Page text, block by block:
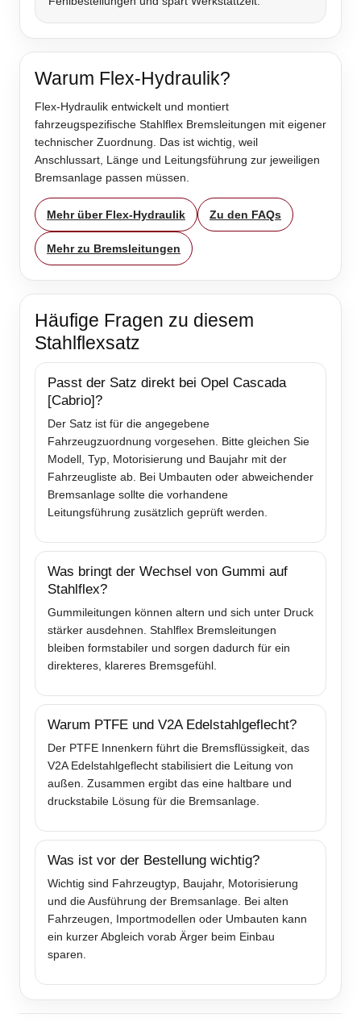
Warum Flex-Hydraulik?
Flex-Hydraulik entwickelt und montiert
fahrzeugspezifische Stahlflex Bremsleitungen mit eigener
technischer Zuordnung. Das ist wichtig, weil
Anschlussart, Länge und Leitungsführung zur jeweiligen
Bremsanlage passen müssen.
Mehr über Flex-Hydraulik Zu den FAQs
Mehr zu Bremsleitungen
Häufige Fragen zu diesem
Stahlflexsatz
Passt der Satz direkt bei Opel Cascada
[Cabrio]?
Der Satz ist für die angegebene
Fahrzeugzuordnung vorgesehen. Bitte gleichen Sie
Modell, Typ, Motorisierung und Baujahr mit der
Fahrzeugliste ab. Bei Umbauten oder abweichender
Bremsanlage sollte die vorhandene
Leitungsführung zusätzlich geprüft werden.
Was bringt der Wechsel von Gummi auf
Stahlflex?
Gummileitungen können altern und sich unter Druck
stärker ausdehnen. Stahlflex Bremsleitungen
bleiben formstabiler und sorgen dadurch für ein
direkteres, klareres Bremsgefühl.
Warum PTFE und V2A Edelstahlgeflecht?
Der PTFE Innenkern führt die Bremsflüssigkeit, das
V2A Edelstahlgeflecht stabilisiert die Leitung von
außen. Zusammen ergibt das eine haltbare und
druckstabile Lösung für die Bremsanlage.
Was ist vor der Bestellung wichtig?
Wichtig sind Fahrzeugtyp, Baujahr, Motorisierung
und die Ausführung der Bremsanlage. Bei alten
Fahrzeugen, Importmodellen oder Umbauten kann
ein kurzer Abgleich vorab Ärger beim Einbau
sparen.